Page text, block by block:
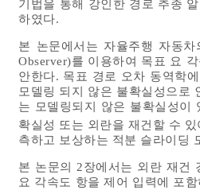
기법을 통해 강인한 경로 추종
하였다.
본 논문에서는 자율주행 자동
Observer)를 이용하여 목표 요
안한다. 목표 경로 오차 동역학
모델링 되지 않은 불확실성으로
는 모델링되지 않은 불확실성이
확실성 또는 외란을 재건할 수
측하고 보상하는 적분 슬라이딩
본 논문의 2장에서는 외란 재건
요 각속도 항을 제어 입력에 포